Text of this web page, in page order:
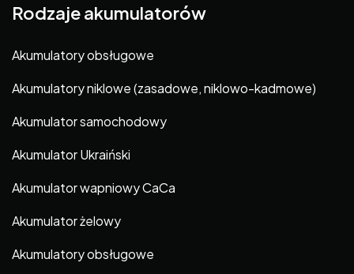
Rodzaje akumulatorów
Akumulatory obsługowe
Akumulatory niklowe (zasadowe, niklowo-kadmowe)
Akumulator samochodowy
Akumulator Ukraiński
Akumulator wapniowy CaCa
Akumulator żelowy
Akumulatory obsługowe